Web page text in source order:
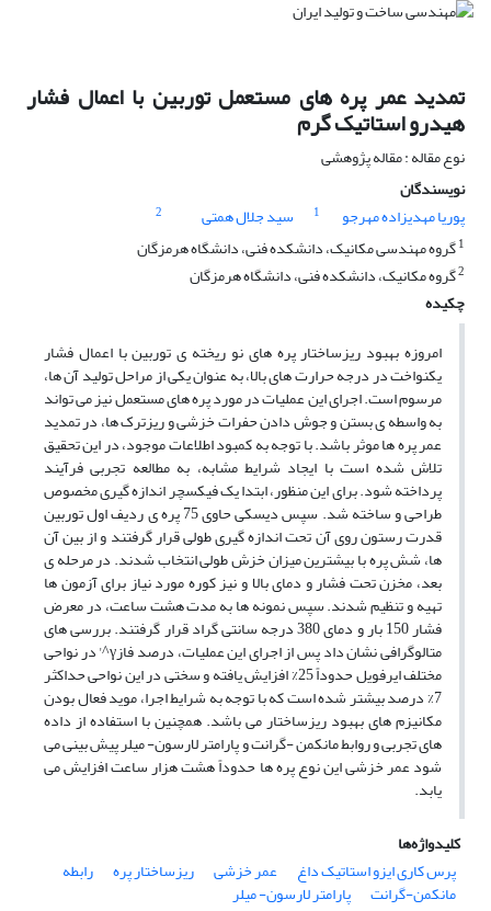
تمدید عمر پره های مستعمل توربین با اعمال فشار
هیدرو استاتیک گرم
نوع مقاله : مقاله پژوهشی
نویسندگان
پوریا مهدیزاده مهرجو
1 سید جلال همتی
2
1گروه مهندسی مکانیک، دانشکده فنی، دانشگاه هرمزگان
2گروه مکانیک، دانشکده فنی، دانشگاه هرمزگان
چکیده
امروزه بهبود ریزساختار پره های نو ریخته ی توربین با اعمال فشار
یکنواخت در درجه حرارت های بالا، به عنوان یکی از مراحل تولید آن ها،
مرسوم است. اجرای این عملیات در مورد پره های مستعمل نیز می تواند
به واسطه ی بستن و جوش دادن حفرات خزشی و ریزترک ها، در تمدید
عمر پره ها موثر باشد. با توجه به کمبود اطلاعات موجود، در این تحقیق
تلاش شده است با ایجاد شرایط مشابه، به مطالعه تجربی فرآیند
پرداخته شود. برای این منظور، ابتدا یک فیکسچر اندازه گیری مخصوص
طراحی و ساخته شد. سپس دیسکی حاوی 75 پره ی ردیف اول توربین
قدرت رستون روی آن تحت اندازه گیری طولی قرار گرفتند و از بین آن
ها، شش پره با بیشترین میزان خزش طولی انتخاب شدند. در مرحله ی
بعد، مخزن تحت فشار و دمای بالا و نیز کوره مورد نیاز برای آزمون ها
تهیه و تنظیم شدند. سپس نمونه ها به مدت هشت ساعت، در معرض
فشار 150 بار و دمای 380 درجه سانتی گراد قرار گرفتند. بررسی های
متالوگرافی نشان داد پس از اجرای این عملیات، درصد فازγ^' در نواحی
مختلف ایرفویل حدوداً 25% افزایش یافته و سختی در این نواحی حداکثر
7% درصد بیشتر شده است که با توجه به شرایط اجرا، موید فعال بودن
مکانیزم های بهبود ریزساختار می باشد. همچنین با استفاده از داده
های تجربی و روابط مانکمن -گرانت و پارامتر لارسون- میلر پیش بینی می
شود عمر خزشی این نوع پره ها حدوداً هشت هزار ساعت افزایش می
یابد.
کلیدواژه‌ها
پرس کاری ایزو استاتیک داغ
عمر خزشی ریزساختار پره رابطه
مانکمن-گرانت
پارامتر لارسون- میلر